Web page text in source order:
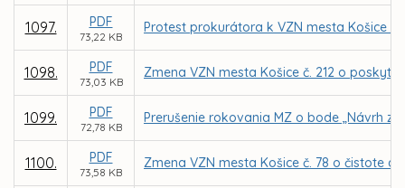
1097. PDF
73,22 KB
Protest prokurátora k VZN mesta Košice č.
1098. PDF
73,03 KB
Zmena VZN mesta Košice č. 212 o
1099. PDF
72,78 KB
Prerušenie rokovania MZ o bode „Návrh
1100. PDF
73,58 KB
Zmena VZN mesta Košice č. 78 o čistote a